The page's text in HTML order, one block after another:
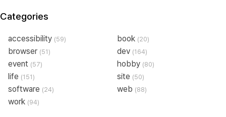
Categories
accessibility (59) book (20)
browser (51) dev (164)
event (57) hobby (80)
life (151) site (50)
software (24) web (88)
work (94)